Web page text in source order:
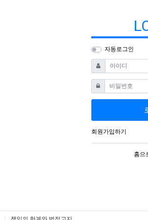
자동로그인
아이디 필수
비밀번호필수
회원가입하기
홈으